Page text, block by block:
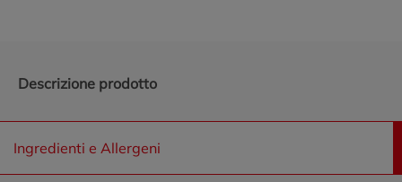
Descrizione prodotto
Ingredienti e Allergeni